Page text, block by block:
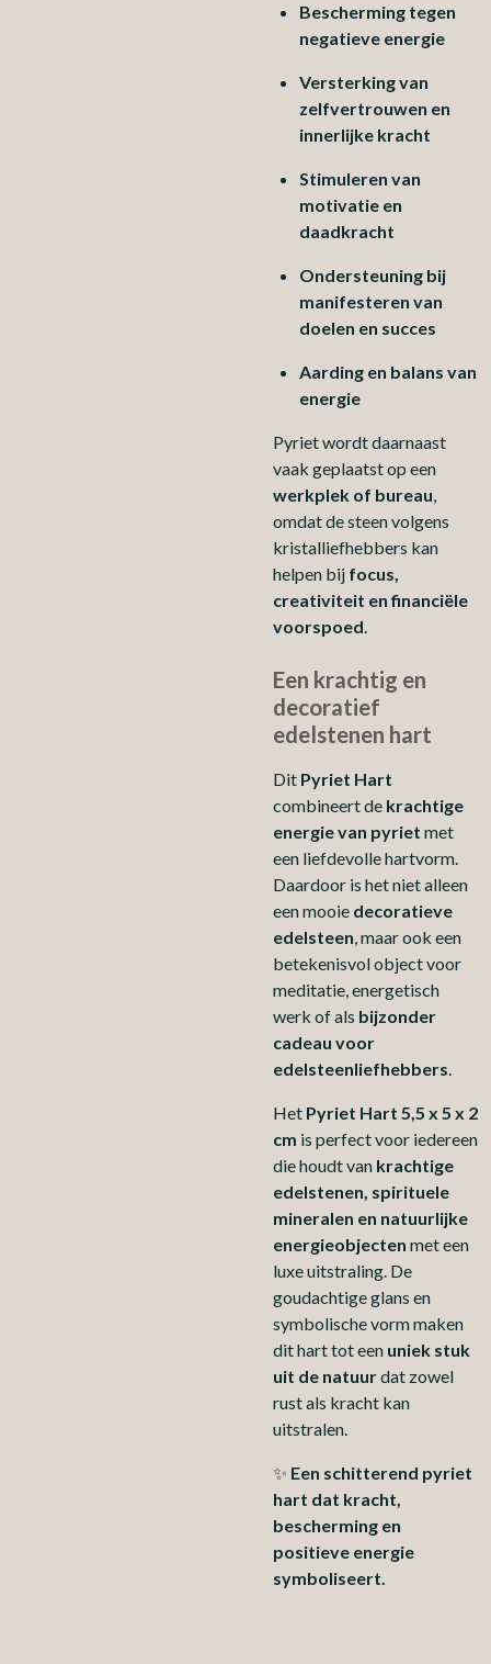
Bescherming tegen
negatieve energie
Versterking van
zelfvertrouwen en
innerlijke kracht
Stimuleren van
motivatie en
daadkracht
Ondersteuning bij
manifesteren van
doelen en succes
Aarding en balans van
energie
Pyriet wordt daarnaast
vaak geplaatst op een
werkplek of bureau,
omdat de steen volgens
kristalliefhebbers kan
helpen bij focus,
creativiteit en financiële
voorspoed.
Een krachtig en
decoratief
edelstenen hart
Dit Pyriet Hart
combineert de krachtige
energie van pyriet met
een liefdevolle hartvorm.
Daardoor is het niet alleen
een mooie decoratieve
edelsteen, maar ook een
betekenisvol object voor
meditatie, energetisch
werk of als bijzonder
cadeau voor
edelsteenliefhebbers.
Het Pyriet Hart 5,5 x 5 x 2
cm is perfect voor iedereen
die houdt van krachtige
edelstenen, spirituele
mineralen en natuurlijke
energieobjecten met een
luxe uitstraling. De
goudachtige glans en
symbolische vorm maken
dit hart tot een uniek stuk
uit de natuurdat zowel
rust als kracht kan
uitstralen.
✨ Een schitterend pyriet
hart dat kracht,
bescherming en
positieve energie
symboliseert.